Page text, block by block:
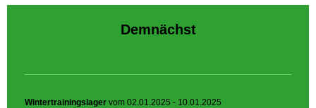
Demnächst
Wintertrainingslager vom 02.01.2025 - 10.01.2025